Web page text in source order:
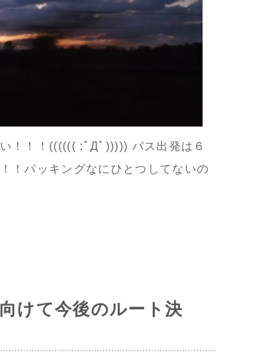
！！！(((((( ;ﾟДﾟ))))) バス出発は６
！パッキングなにひとつしてないの
けて今後のルート決